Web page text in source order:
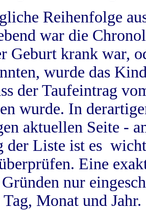
Reihenfolge
war die
Geburt krank war,
wurde das
der Taufeintrag
wurde. In
aktuellen Seite -
der Liste ist es
Eine
nur
Monat und Jahr.